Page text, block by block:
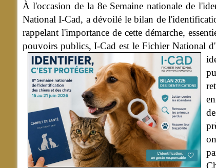
À l'occasion de la 8e Semaine nationale de
National I-Cad, a dévoilé le bilan de
rappelant l'importance de cette démarche,
pouvoirs publics, I-Cad est le Fichier National